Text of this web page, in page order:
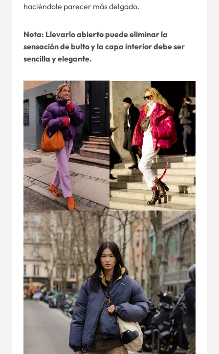
haciéndole parecer más delgado.
Nota: Llevarlo abierto puede eliminar la
sensación de bulto y la capa interior debe ser
sencilla y elegante.